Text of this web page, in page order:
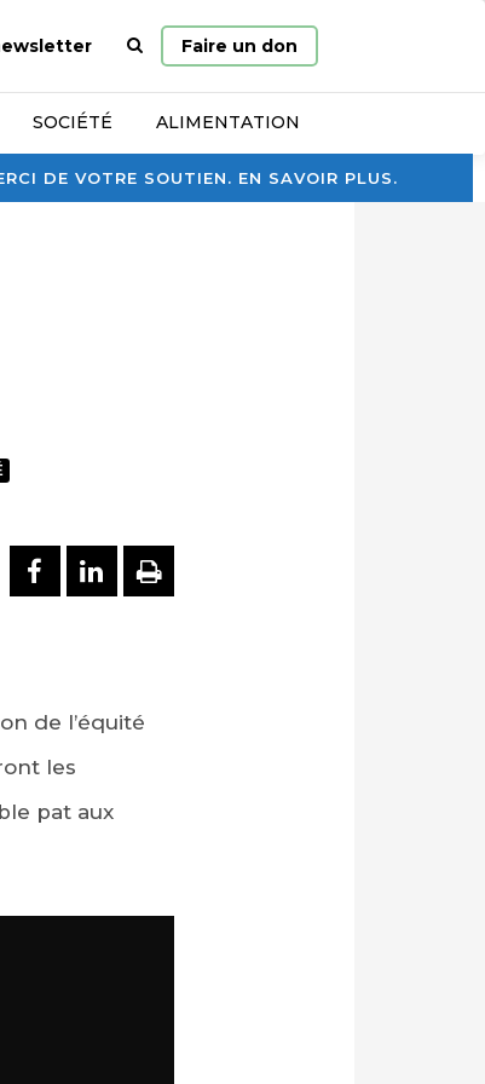
DE VOTRE SOUTIEN. EN SAVOIR PLUS.
Page
d’accueil
Faire un don
SOCIÉTÉ ALIMENTATION
PARTAGER SUR FACEBOOK
PARTAGER SUR
IMPRIMER
de l’équité
les
pat aux